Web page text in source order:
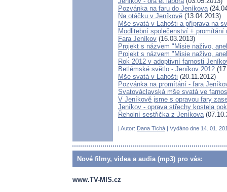
Pozvánka na faru do Jeníkova
Na otáčku v Jeníkově (13.04.2013)
Mše svatá v Lahošti a příprava na
Modlitební společenství + promítání
Fara Jeníkov (16.03.2013)
Projekt s názvem "Misie naživo,
Projekt s názvem "Misie naživo,
Rok 2012 v adoptivní farnosti
Betlémské světlo - Jeníkov 2012
Mše svatá v Lahošti (20.11.2012)
Pozvánka na promítání - fara
Svatováclavská mše svatá ve
V Jeníkově jsme s opravou fary
Jeníkov - oprava střechy kostela
Řeholní sestřička z Jeníkova
| Autor: Dana Tichá | Vydáno dne 14. 01.
Nové filmy, videa a audia (mp3) pro vás:
www.TV-MIS.cz